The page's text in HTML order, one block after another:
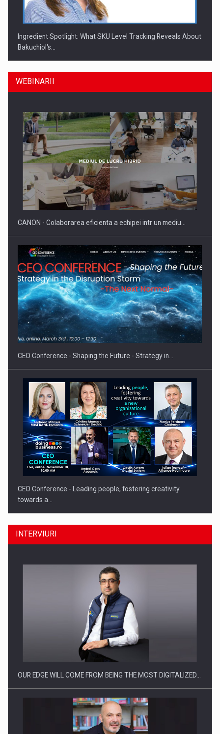
Ingredient Spotlight: What SKU Level Tracking Reveals About
Bakuchiol's…
Producatorii si comerciantii care nu se supun noilor
reglementari…
Proteinmaxxing and the Future of Protein Demand
WEBINARII
CANON - Colaborarea eficienta a echipei intr un mediu…
CEO Conference - Shaping the Future - Strategy in…
CEO Conference - Leading people, fostering creativity
towards a…
CEO Conference - Shaping The Future - Technology and…
INTERVIURI
OUR EDGE WILL COME FROM BEING THE MOST DIGITALIZED…